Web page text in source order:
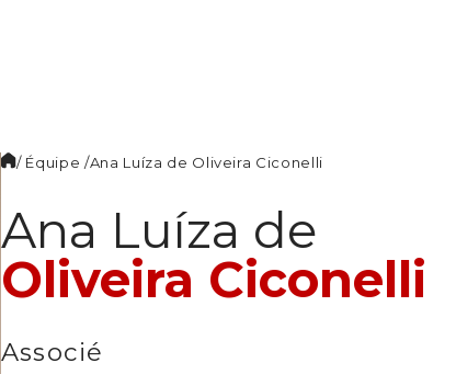
/ Équipe /Ana Luíza de Oliveira Ciconelli
Ana Luíza de
Oliveira Ciconelli
Associé